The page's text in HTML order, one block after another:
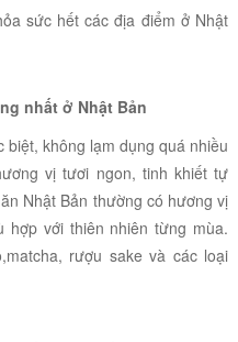
sức hết các địa điểm ở Nhật
nhất ở Nhật Bản
không lạm dụng quá nhiều
vị tươi ngon, tinh khiết tự
Nhật Bản thường có hương vị
hợp với thiên nhiên từng mùa.
rượu sake và các loại